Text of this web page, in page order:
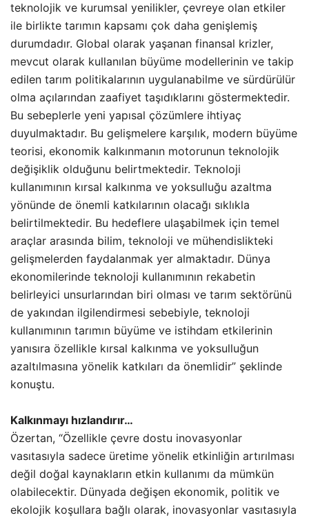
teknolojik ve kurumsal yenilikler, çevreye olan etkiler
ile birlikte tarımın kapsamı çok daha genişlemiş
durumdadır. Global olarak yaşanan finansal krizler,
mevcut olarak kullanılan büyüme modellerinin ve takip
edilen tarım politikalarının uygulanabilme ve sürdürülür
olma açılarından zaafiyet taşıdıklarını göstermektedir.
Bu sebeplerle yeni yapısal çözümlere ihtiyaç
duyulmaktadır. Bu gelişmelere karşılık, modern büyüme
teorisi, ekonomik kalkınmanın motorunun teknolojik
değişiklik olduğunu belirtmektedir. Teknoloji
kullanımının kırsal kalkınma ve yoksulluğu azaltma
yönünde de önemli katkılarının olacağı sıklıkla
belirtilmektedir. Bu hedeflere ulaşabilmek için temel
araçlar arasında bilim, teknoloji ve mühendislikteki
gelişmelerden faydalanmak yer almaktadır. Dünya
ekonomilerinde teknoloji kullanımının rekabetin
belirleyici unsurlarından biri olması ve tarım sektörünü
de yakından ilgilendirmesi sebebiyle, teknoloji
kullanımının tarımın büyüme ve istihdam etkilerinin
yanısıra özellikle kırsal kalkınma ve yoksulluğun
azaltılmasına yönelik katkıları da önemlidir” şeklinde
konuştu.
Kalkınmayı hızlandırır…
Özertan, “Özellikle çevre dostu inovasyonlar
vasıtasıyla sadece üretime yönelik etkinliğin artırılması
değil doğal kaynakların etkin kullanımı da mümkün
olabilecektir. Dünyada değişen ekonomik, politik ve
ekolojik koşullara bağlı olarak, inovasyonlar vasıtasıyla